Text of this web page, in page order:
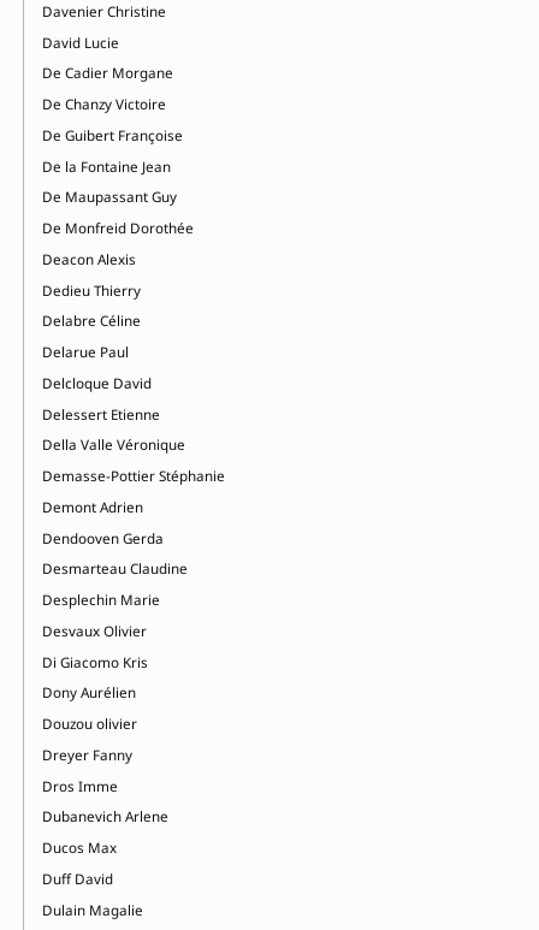
Davenier Christine
David Lucie
De Cadier Morgane
De Chanzy Victoire
De Guibert Françoise
De la Fontaine Jean
De Maupassant Guy
De Monfreid Dorothée
Deacon Alexis
Dedieu Thierry
Delabre Céline
Delarue Paul
Delcloque David
Delessert Etienne
Della Valle Véronique
Demasse-Pottier Stéphanie
Demont Adrien
Dendooven Gerda
Desmarteau Claudine
Desplechin Marie
Desvaux Olivier
Di Giacomo Kris
Dony Aurélien
Douzou olivier
Dreyer Fanny
Dros Imme
Dubanevich Arlene
Ducos Max
Duff David
Dulain Magalie